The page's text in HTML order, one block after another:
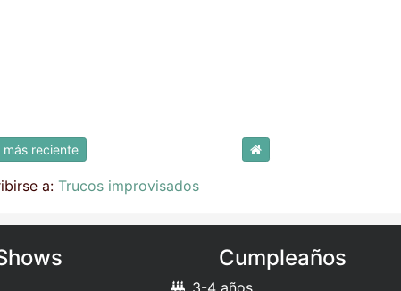
más reciente
a: Trucos improvisados
Cumpleaños